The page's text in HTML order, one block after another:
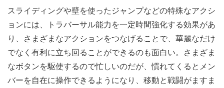
スライディングや壁を使ったジャンプなどの特殊なアクシ
ョンには、トラバーサル能力を一定時間強化する効果があ
り、さまざまなアクションをつなげることで、華麗なだけ
でなく有利に立ち回ることができるのも面白い。さまざま
なボタンを駆使するので忙しいのだが、慣れてくるとメン
バーを自在に操作できるようになり、移動と戦闘がますま